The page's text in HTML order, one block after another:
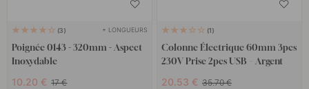
3 + LONGUEURS
Poignée 0143 - 320mm - Aspect
Inoxydable
10.20 € 17 €
1
Colonne Électrique 60mm 3pcs
230V Prise 2pcs USB – Argent
20.53 € 35.70 €